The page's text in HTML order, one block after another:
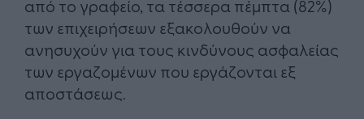
από το γραφείο, τα τέσσερα πέμπτα (82%)
των επιχειρήσεων εξακολουθούν να
ανησυχούν για τους κινδύνους ασφαλείας
των εργαζομένων που εργάζονται εξ
αποστάσεως.